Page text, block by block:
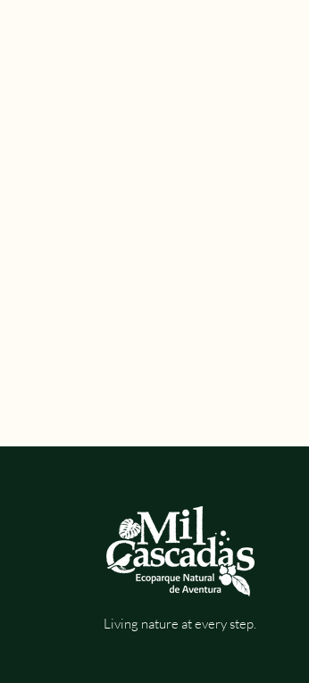
Living nature at every step.